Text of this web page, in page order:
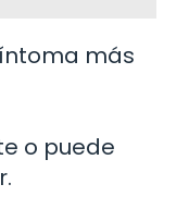
más
o puede